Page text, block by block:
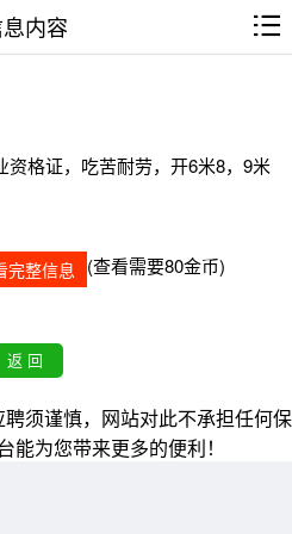
内容
格证，吃苦耐劳，开6米8，9米
完整信息 (查看需要80金币)
须谨慎，网站对此不承担任何保
为您带来更多的便利！